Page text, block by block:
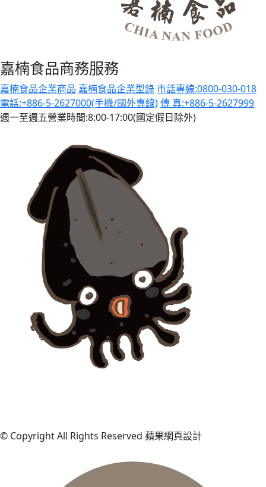
嘉楠食品商務服務
嘉楠食品企業商品 嘉楠食品企業型錄市話專線:0800-030-018
電話:+886-5-2627000(手機/國外專線)傳 真:+886-5-2627999
週一至週五營業時間:8:00-17:00(國定假日除外)
© Copyright All Rights Reserved 蘋果網頁設計